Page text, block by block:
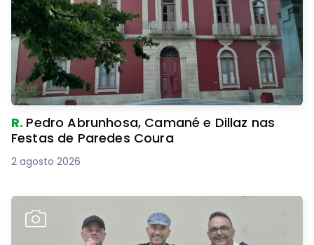
R. Pedro Abrunhosa, Camané e Dillaz nas
Festas de Paredes Coura
2 agosto 2026